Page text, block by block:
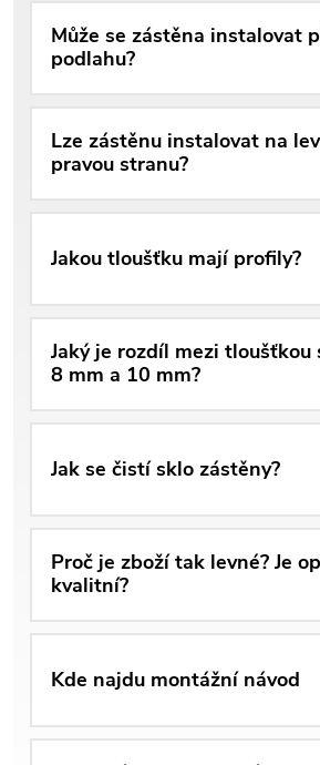
Může se zástěna instalovat
podlahu?
Lze zástěnu instalovat na
pravou stranu?
Jakou tloušťku mají profily?
Jaký je rozdíl mezi tloušťkou
8 mm a 10 mm?
Jak se čistí sklo zástěny?
Proč je zboží tak levné? Je
kvalitní?
Kde najdu montážní návod